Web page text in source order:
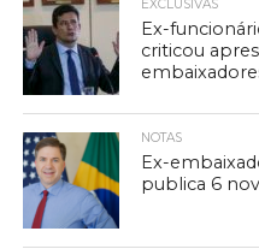
EXCLUSIVAS
Ex-
criticou
NOTAS
Ex-
publica 6